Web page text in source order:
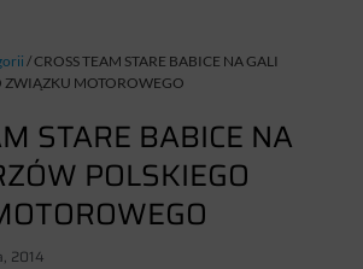
/CROSS TEAM STARE BABICE NA GALI
ZWIĄZKU MOTOROWEGO
STARE BABICE NA
POLSKIEGO
2014